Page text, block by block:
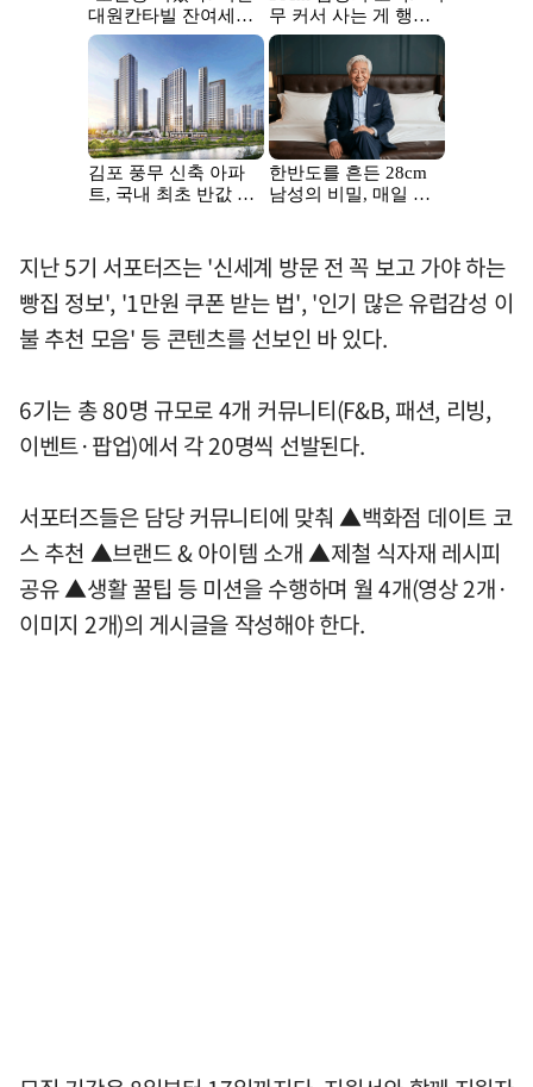
지난 5기 서포터즈는 '신세계 방문 전 꼭 보고 가야 하는
빵집 정보', '1만원 쿠폰 받는 법', '인기 많은 유럽감성 이
불 추천 모음' 등 콘텐츠를 선보인 바 있다.
6기는 총 80명 규모로 4개 커뮤니티(F&B, 패션, 리빙,
이벤트·팝업)에서 각 20명씩 선발된다.
서포터즈들은 담당 커뮤니티에 맞춰 ▲백화점 데이트 코
스 추천 ▲브랜드 & 아이템 소개 ▲제철 식자재 레시피
공유 ▲생활 꿀팁 등 미션을 수행하며 월 4개(영상 2개·
이미지 2개)의 게시글을 작성해야 한다.